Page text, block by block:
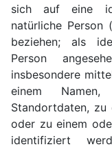
sich auf eine
natürliche Person
beziehen; als
Person
insbesondere
einem
Standortdaten, zu
oder zu einem
identifiziert